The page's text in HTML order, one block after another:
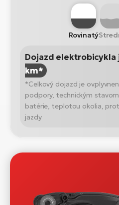
Rovinatý
Dojazd elektrobicykla
km*
*Celkový dojazd je
podpory, technickým
batérie, teplotou okolia,
jazdy